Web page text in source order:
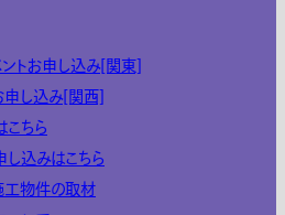
トお申し込み[関東]
申し込み[関西]
ちら
込みはこちら
工物件の取材